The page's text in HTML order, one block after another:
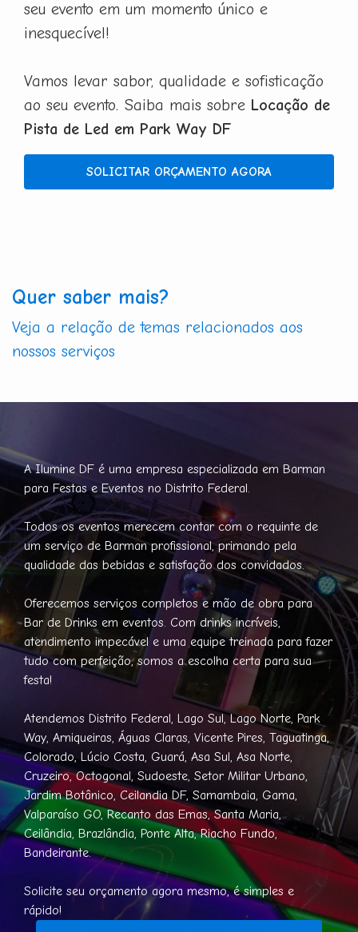
seu evento em um momento único e
inesquecível!
Vamos levar sabor, qualidade e sofisticação
ao seu evento. Saiba mais sobre Locação de
Pista de Led em Park Way DF
SOLICITAR ORÇAMENTO AGORA
Quer saber mais?
Veja a relação de temas relacionados aos
nossos serviços
A Ilumine DF é uma empresa especializada em Barman
para Festas e Eventos no Distrito Federal.
Todos os eventos merecem contar com o requinte de
um serviço de Barman profissional, primando pela
qualidade das bebidas e satisfação dos convidados.
Oferecemos serviços completos e mão de obra para
Bar de Drinks em eventos. Com drinks incríveis,
atendimento impecável e uma equipe treinada para fazer
tudo com perfeição, somos a escolha certa para sua
festa!
Atendemos Distrito Federal, Lago Sul, Lago Norte, Park
Way, Arniqueiras, Águas Claras, Vicente Pires, Taguatinga,
Colorado, Lúcio Costa, Guará, Asa Sul, Asa Norte,
Cruzeiro, Octogonal, Sudoeste, Setor Militar Urbano,
Jardim Botânico, Ceilandia DF, Samambaia, Gama,
Valparaíso GO, Recanto das Emas, Santa Maria,
Ceilândia, Brazlândia, Ponte Alta, Riacho Fundo,
Bandeirante.
Solicite seu orçamento agora mesmo, é simples e
rápido!